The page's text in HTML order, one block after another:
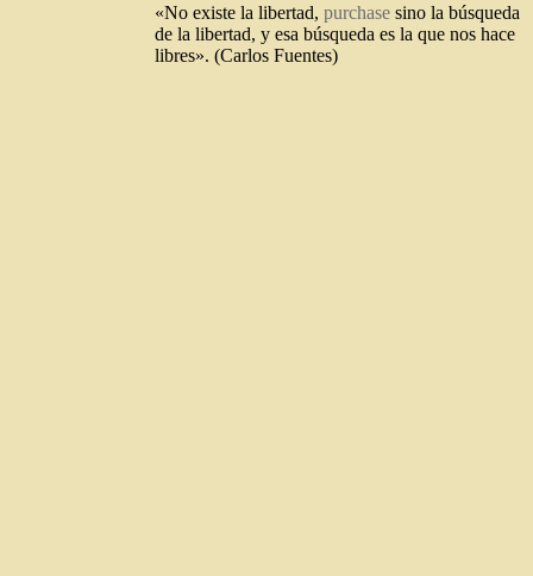
«No existe la libertad, purchase sino la búsqueda
de la libertad, y esa búsqueda es la que nos hace
libres». (Carlos Fuentes)